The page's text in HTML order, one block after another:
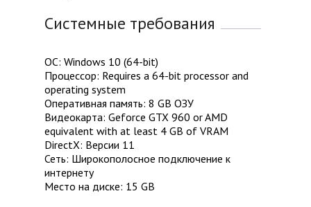
Системные требования
ОС: Windows 10 (64-bit)
Процессор: Requires a 64-bit processor and
operating system
Оперативная память: 8 GB ОЗУ
Видеокарта: Geforce GTX 960 or AMD
equivalent with at least 4 GB of VRAM
DirectX: Версии 11
Сеть: Широкополосное подключение к
интернету
Место на диске: 15 GB